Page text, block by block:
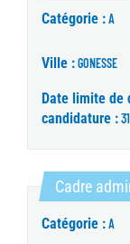
Catégorie :A
Ville :GONESSE
Date limite de
candidature :
Cadre
Catégorie :A